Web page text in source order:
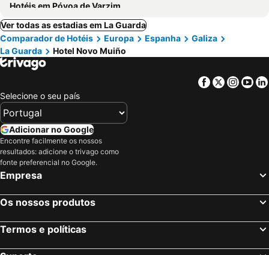
Hotéis em Póvoa de Varzim
Ver todas as estadias em La Guarda
Comparador de Hotéis
Europa Espanha
Galiza
La Guarda
Hotel Novo Muiño
Facebook
Twitter
Selecione o seu país
Adicionar no Google
Encontre facilmente os nossos
resultados: adicione o trivago como
fonte preferencial no Google.
Empresa
Os nossos produtos
Termos e políticas